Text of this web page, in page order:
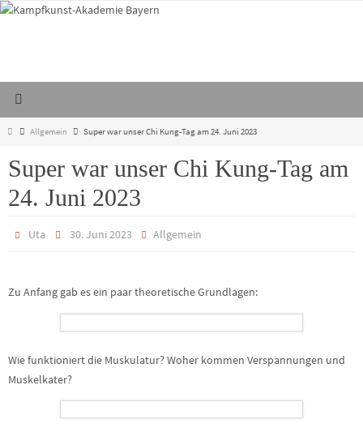
Zum
StartAllgemein Super war unser Chi Kung-Tag am 24. Juni 2023
Super war unser Chi Kung-Tag am
24. Juni 2023
Uta 30. Juni 2023 Allgemein
Zu Anfang gab es ein paar theoretische Grundlagen:
Wie funktioniert die Muskulatur? Woher kommen Verspannungen und
Muskelkater?